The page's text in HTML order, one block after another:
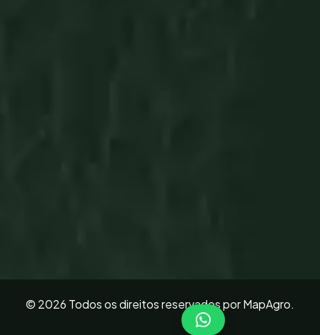
contato@mapagro.agr.br
© 2026 Todos os direitos reservados por MapAgro.